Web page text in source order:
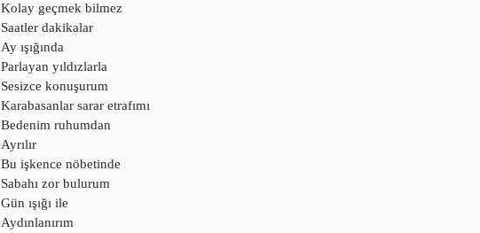
Kolay geçmek bilmez
Saatler dakikalar
Ay ışığında
Parlayan yıldızlarla
Sesizce konuşurum
Karabasanlar sarar etrafımı
Bedenim ruhumdan
Ayrılır
Bu işkence nöbetinde
Sabahı zor bulurum
Gün ışığı ile
Aydınlanırım